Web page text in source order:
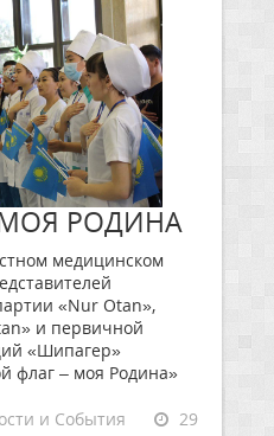
РОДИНА
медицинском
«Nur Otan»,
и первичной
«Шипагер»
флаг – моя Родина»
и События
29